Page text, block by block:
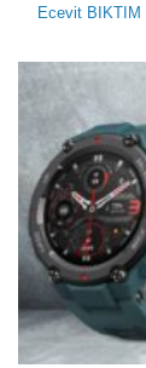
Ecevit BIKTIM